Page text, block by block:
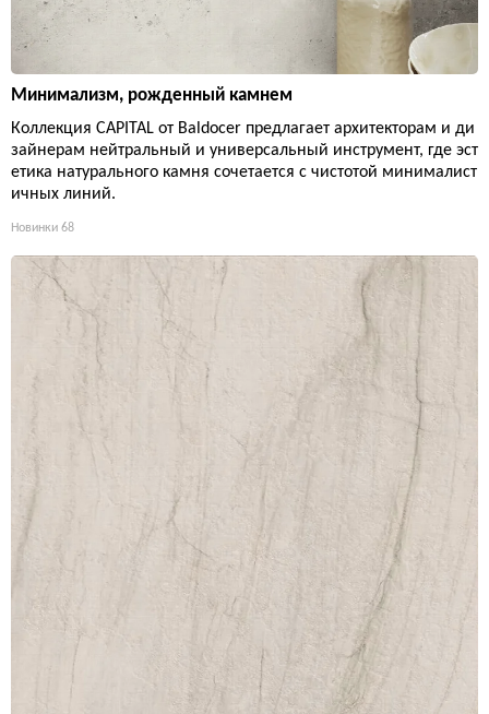
Минимализм, рожденный камнем
Коллекция CAPITAL от Baldocer предлагает архитекторам и ди
зайнерам нейтральный и универсальный инструмент, где эст
етика натурального камня сочетается с чистотой минималист
ичных линий.
Новинки 68